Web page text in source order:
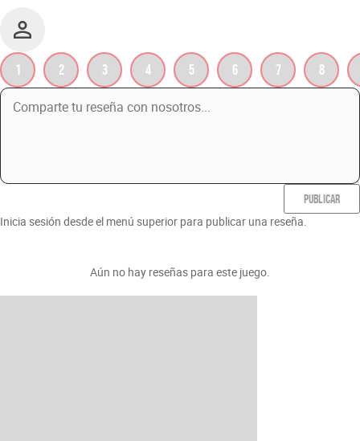
1 2 3 4 5 6 7 8
PUBLICAR
Inicia sesión desde el menú superior para publicar una reseña.
Aún no hay reseñas para este juego.